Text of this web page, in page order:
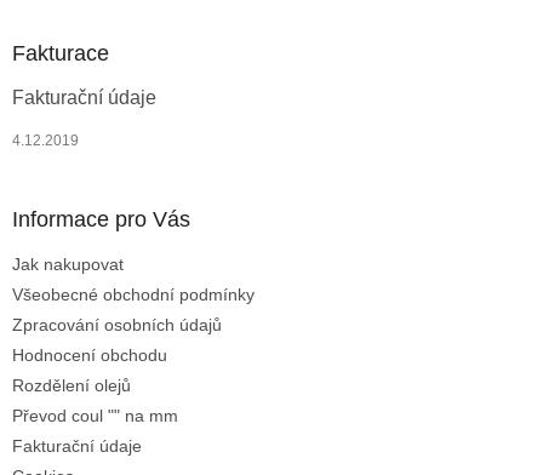
Fakturace
Fakturační údaje
4.12.2019
Informace pro Vás
Jak nakupovat
Všeobecné obchodní podmínky
Zpracování osobních údajů
Hodnocení obchodu
Rozdělení olejů
Převod coul "" na mm
Fakturační údaje